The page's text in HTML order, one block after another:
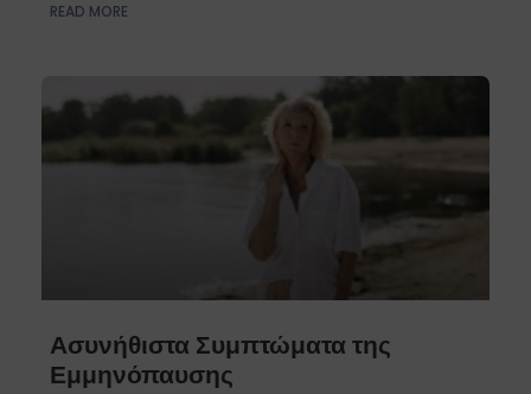
READ MORE
Ασυνήθιστα Συμπτώματα της
Εμμηνόπαυσης